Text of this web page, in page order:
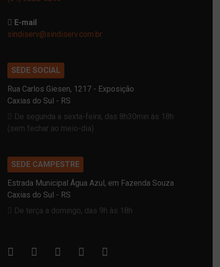
E-mail
sindiserv@sindiserv.com.br
SEDE SOCIAL
Rua Carlos Giesen, 1217 - Exposição
Caxias do Sul - RS
De segunda a sexta-feira, das 8h30min às 18h
(sem fechar ao meio-dia)
SEDE CAMPESTRE
Estrada Municipal Água Azul, em Fazenda Souza
Caxias do Sul - RS
De terça a domingo, das 9h às 18h